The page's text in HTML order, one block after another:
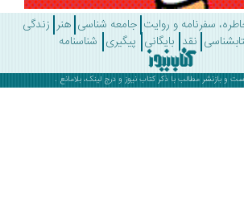
و روایت جامعه شناسی هنر زندگی
نقد بایگانی پیگیری شناسنامه
مطالب با ذکرکتاب نیوز و درج لینک، بلامانع .